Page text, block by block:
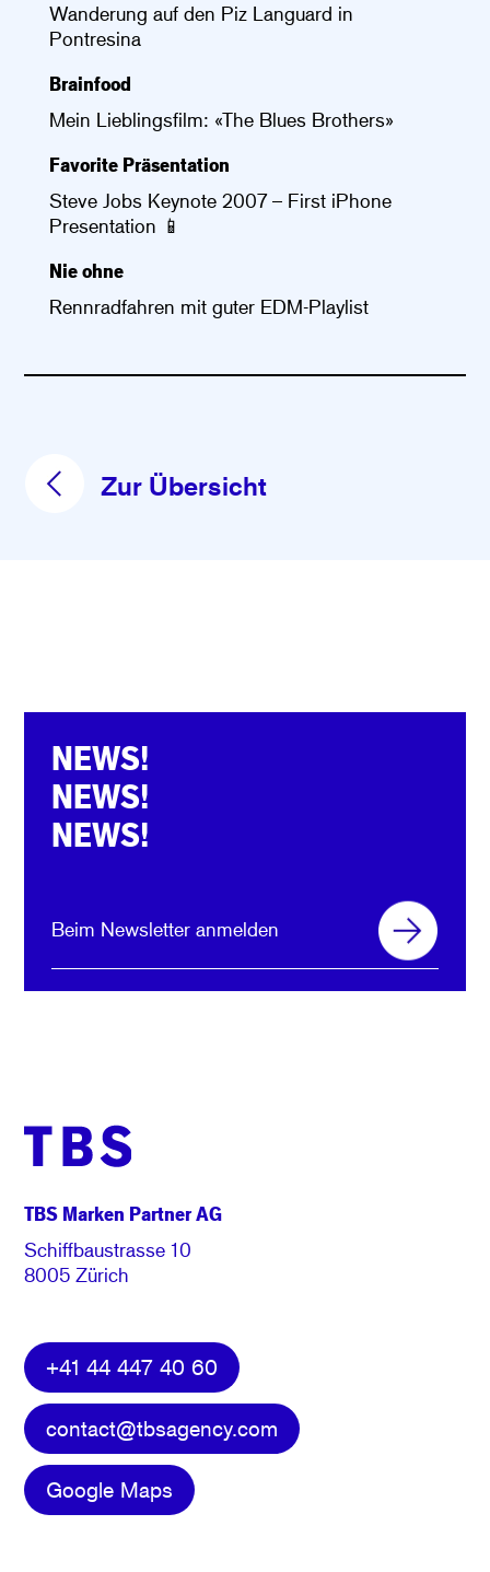
Wanderung auf den Piz Languard in
Pontresina
Brainfood
Mein Lieblingsfilm: «The Blues Brothers»
Favorite Präsentation
Steve Jobs Keynote 2007 – First iPhone
Presentation 📱
Nie ohne
Rennradfahren mit guter EDM-Playlist
Zur Übersicht
TBS Marken Partner AG
Schiffbaustrasse 10
8005 Zürich
+41 44 447 40 60
contact@tbsagency.com
Google Maps
NEWS!
NEWS!
NEWS!
Beim Newsletter anmelden